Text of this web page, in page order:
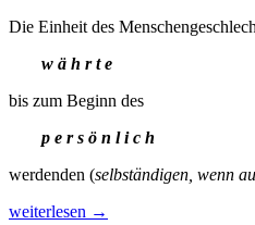
Die Einheit des
w ä h r t e
bis zum Beginn des
p e r s ö n l i c h
werdenden (selbständigen, wenn
Die
weiterlesen →